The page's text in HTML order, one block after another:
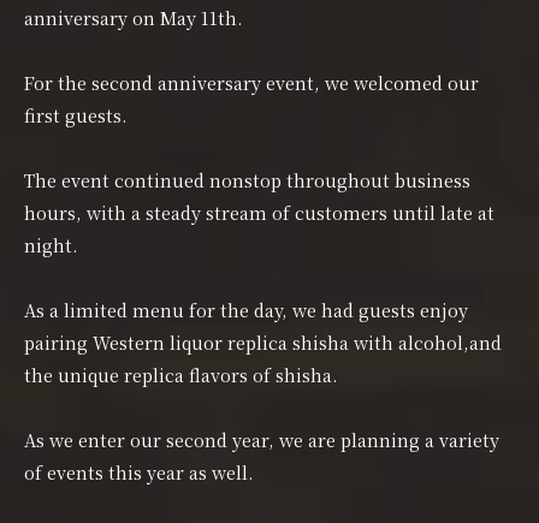
anniversary on May 11th.
For the second anniversary event, we welcomed our
first guests.
The event continued nonstop throughout business
hours, with a steady stream of customers until late at
night.
As a limited menu for the day, we had guests enjoy
pairing Western liquor replica shisha with alcohol,and
the unique replica flavors of shisha.
As we enter our second year, we are planning a variety
of events this year as well.